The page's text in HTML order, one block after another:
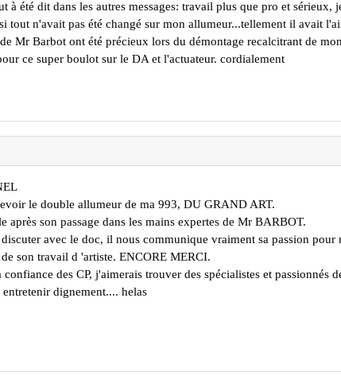
à été dit dans les autres messages: travail plus que pro et sérieux,
tout n'avait pas été changé sur mon allumeur...tellement il avait
Mr Barbot ont été précieux lors du démontage recalcitrant de
ce super boulot sur le DA et l'actuateur. cordialement
le double allumeur de ma 993, DU GRAND ART.
après son passage dans les mains expertes de Mr BARBOT.
avec le doc, il nous communique vraiment sa passion pour
son travail d 'artiste. ENCORE MERCI.
des CP, j'aimerais trouver des spécialistes et passionnés
dignement.... helas